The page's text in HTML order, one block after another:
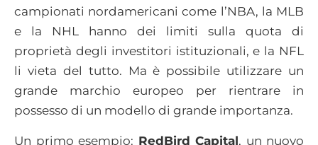
campionati nordamericani come l’NBA, la MLB
e la NHL hanno dei limiti sulla quota di
proprietà degli investitori istituzionali, e la NFL
li vieta del tutto. Ma è possibile utilizzare un
grande marchio europeo per rientrare in
possesso di un modello di grande importanza.
Un primo esempio: RedBird Capital, un nuovo